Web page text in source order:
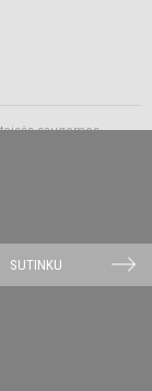
SUTINKU
saugomos.